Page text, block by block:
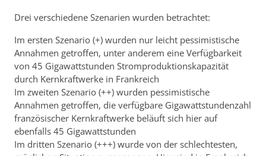
Drei verschiedene Szenarien wurden betrachtet:
Im ersten Szenario (+) wurden nur leicht pessimistische
Annahmen getroffen, unter anderem eine Verfügbarkeit
von 45 Gigawattstunden Stromproduktionskapazität
durch Kernkraftwerke in Frankreich
Im zweiten Szenario (++) wurden pessimistische
Annahmen getroffen, die verfügbare Gigawattstundenzahl
französischer Kernkraftwerke beläuft sich hier auf
ebenfalls 45 Gigawattstunden
Im dritten Szenario (+++) wurde von der schlechtesten,